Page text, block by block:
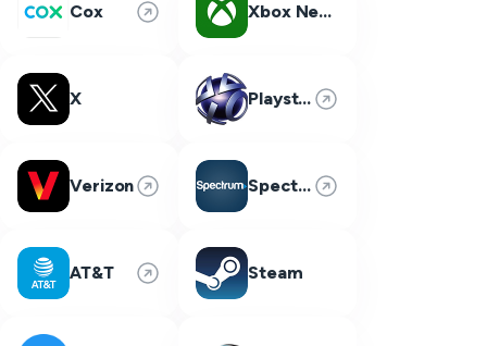
Cox Xbox Network
X Playstation Network
Verizon Spectrum
AT&T Steam